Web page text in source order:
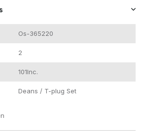
Os-365220
2
101Inc.
Deans / T-plug Set